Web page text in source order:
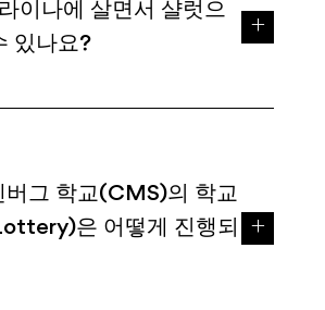
이나에 살면서 샬럿으
있나요?
버그 학교(CMS)의 학교
은 어떻게 진행되